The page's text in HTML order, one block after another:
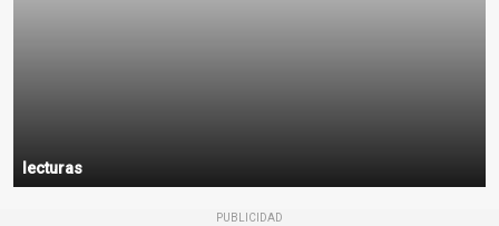
lecturas
PUBLICIDAD